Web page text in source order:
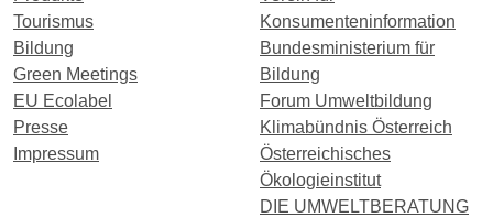
Tourismus
Bildung
Green Meetings
EU Ecolabel
Presse
Impressum
Konsumenteninformation
Bundesministerium für
Bildung
Forum Umweltbildung
Klimabündnis Österreich
Österreichisches
Ökologieinstitut
DIE UMWELTBERATUNG